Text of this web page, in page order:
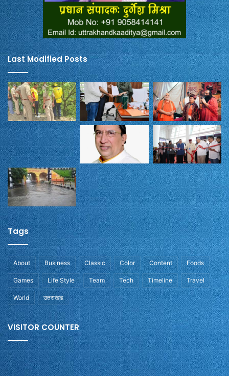
Last Modified Posts
Tags
About Business Classic Color Content Foods
Games Life Style Team Tech Timeline Travel
World उतराखंड
VISITOR COUNTER